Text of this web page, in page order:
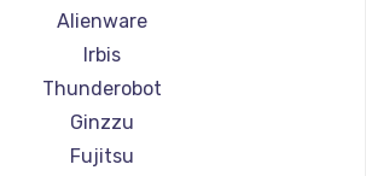
Alienware
Irbis
Thunderobot
Ginzzu
Fujitsu